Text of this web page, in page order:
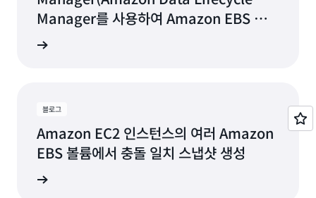
Manager를 사용하여 Amazon EBS 스냅
샷 및 AMI 관리를 자동화)
블로그
Amazon EC2 인스턴스의 여러 Amazon
EBS 볼륨에서 충돌 일치 스냅샷 생성